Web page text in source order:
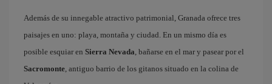
Además de su innegable atractivo patrimonial, Granada ofrece tres
paisajes en uno: playa, montaña y ciudad. En un mismo día es
posible esquiar en Sierra Nevada, bañarse en el mar y pasear por el
Sacromonte, antiguo barrio de los gitanos situado en la colina de